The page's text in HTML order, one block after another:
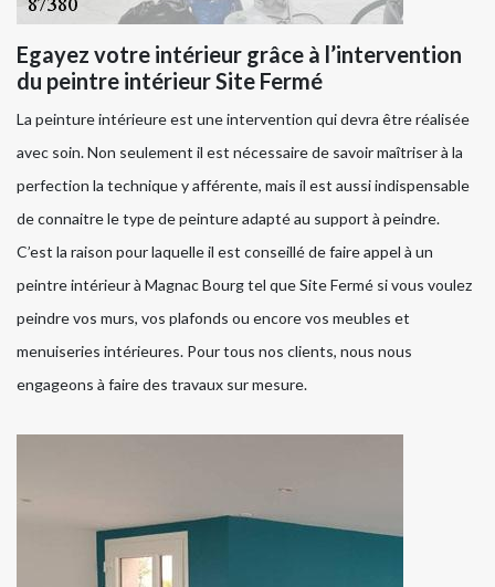
Egayez votre intérieur grâce à l’intervention
du peintre intérieur Site Fermé
La peinture intérieure est une intervention qui devra être réalisée
avec soin. Non seulement il est nécessaire de savoir maîtriser à la
perfection la technique y afférente, mais il est aussi indispensable
de connaitre le type de peinture adapté au support à peindre.
C’est la raison pour laquelle il est conseillé de faire appel à un
peintre intérieur à Magnac Bourg tel que Site Fermé si vous voulez
peindre vos murs, vos plafonds ou encore vos meubles et
menuiseries intérieures. Pour tous nos clients, nous nous
engageons à faire des travaux sur mesure.